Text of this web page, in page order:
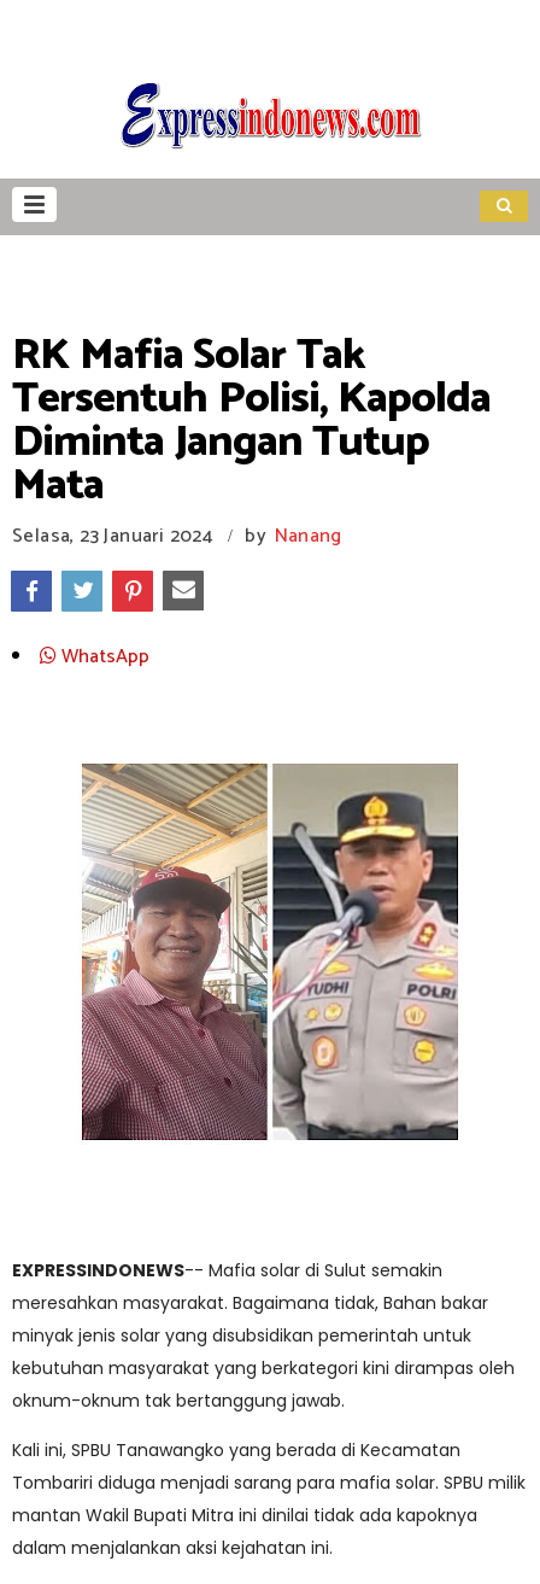
RK Mafia Solar Tak
Tersentuh Polisi, Kapolda
Diminta Jangan Tutup
Mata
Selasa, 23 Januari 2024 / by Nanang
WhatsApp
EXPRESSINDONEWS-- Mafia solar di Sulut semakin
meresahkan masyarakat. Bagaimana tidak, Bahan bakar
minyak jenis solar yang disubsidikan pemerintah untuk
kebutuhan masyarakat yang berkategori kini dirampas oleh
oknum-oknum tak bertanggung jawab.
Kali ini, SPBU Tanawangko yang berada di Kecamatan
Tombariri diduga menjadi sarang para mafia solar. SPBU milik
mantan Wakil Bupati Mitra ini dinilai tidak ada kapoknya
dalam menjalankan aksi kejahatan ini.